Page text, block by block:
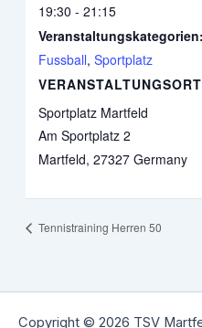
19:30 - 21:15
Veranstaltungskategorien:
Fussball,Sportplatz
VERANSTALTUNGSORT
Sportplatz Martfeld
Am Sportplatz 2
Martfeld, 27327 Germany
Tennistraining Herren 50
Copyright © 2026 TSV